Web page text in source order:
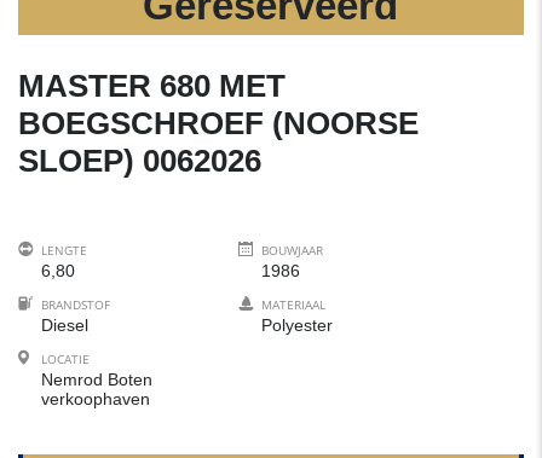
MASTER 680 MET
BOEGSCHROEF (NOORSE
SLOEP) 0062026
LENGTE
6,80
BOUWJAAR
1986
BRANDSTOF
Diesel
MATERIAAL
Polyester
LOCATIE
Nemrod Boten
verkoophaven